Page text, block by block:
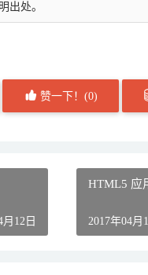
出处。
赞一下！(0)
月12日
HTML5 应
2017年04月